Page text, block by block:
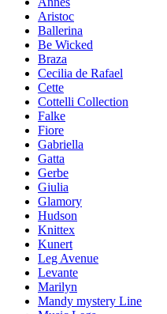
Aristoc
Ballerina
Be Wicked
Braza
Cecilia de Rafael
Cette
Cottelli Collection
Falke
Fiore
Gabriella
Gatta
Gerbe
Giulia
Glamory
Hudson
Knittex
Kunert
Leg Avenue
Levante
Marilyn
Mandy mystery Line